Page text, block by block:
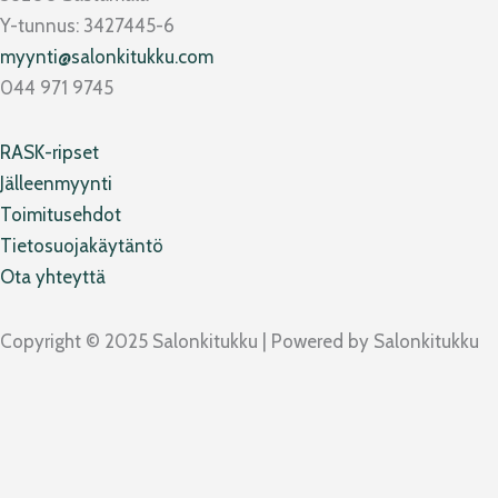
b
o
o
k
a
g
r
a
l
o
p
Y-tunnus: 3427445-6
myynti@salonkitukku.com
044 971 9745
RASK-ripset
Jälleenmyynti
Toimitusehdot
Tietosuojakäytäntö
Ota yhteyttä
Copyright © 2025 Salonkitukku | Powered by Salonkitukku